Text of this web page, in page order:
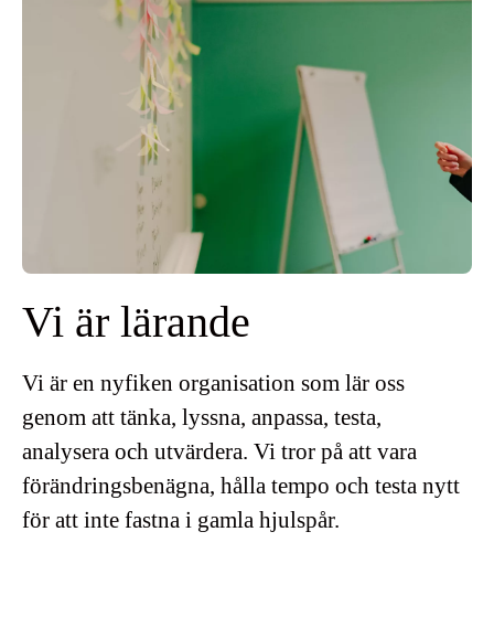
Vi är lärande
Vi är en nyfiken organisation som lär oss
genom att tänka, lyssna, anpassa, testa,
analysera och utvärdera. Vi tror på att vara
förändringsbenägna, hålla tempo och testa nytt
för att inte fastna i gamla hjulspår.